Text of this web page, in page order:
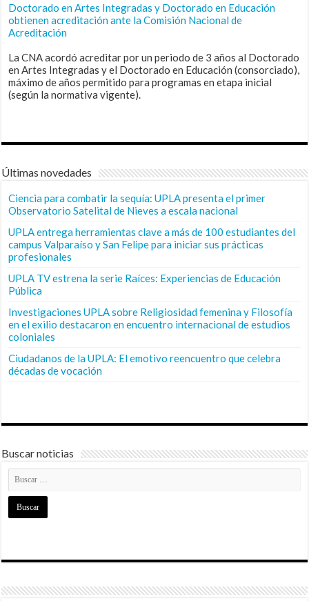
Doctorado en Artes Integradas y Doctorado en Educación
obtienen acreditación ante la Comisión Nacional de
Acreditación
La CNA acordó acreditar por un periodo de 3 años al Doctorado
en Artes Integradas y el Doctorado en Educación (consorciado),
máximo de años permitido para programas en etapa inicial
(según la normativa vigente).
Últimas novedades
Ciencia para combatir la sequía: UPLA presenta el primer
Observatorio Satelital de Nieves a escala nacional
UPLA entrega herramientas clave a más de 100 estudiantes del
campus Valparaíso y San Felipe para iniciar sus prácticas
profesionales
UPLA TV estrena la serie Raíces: Experiencias de Educación
Pública
Investigaciones UPLA sobre Religiosidad femenina y Filosofía
en el exilio destacaron en encuentro internacional de estudios
coloniales
Ciudadanos de la UPLA: El emotivo reencuentro que celebra
décadas de vocación
Buscar noticias